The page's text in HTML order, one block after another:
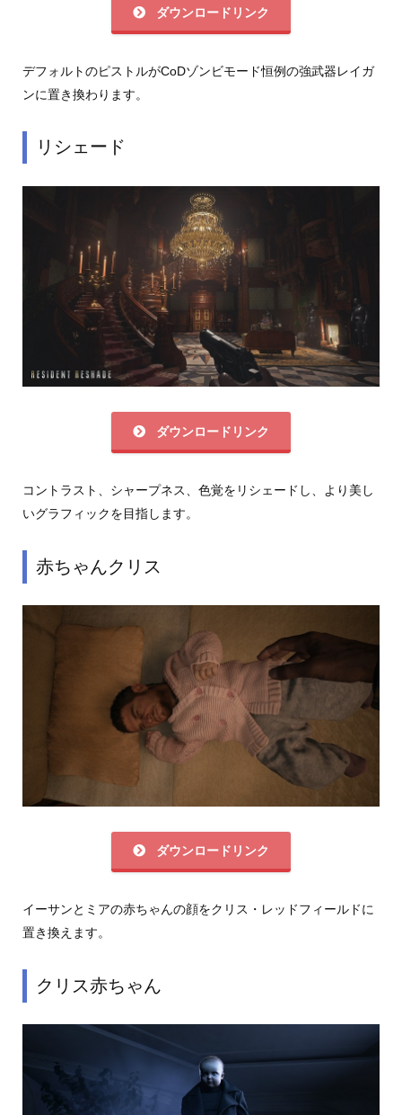
ダウンロードリンク
デフォルトのピストルがCoDゾンビモード恒例の強武器レイガ
ンに置き換わります。
リシェード
ダウンロードリンク
コントラスト、シャープネス、色覚をリシェードし、より美し
いグラフィックを目指します。
赤ちゃんクリス
ダウンロードリンク
イーサンとミアの赤ちゃんの顔をクリス・レッドフィールドに
置き換えます。
クリス赤ちゃん